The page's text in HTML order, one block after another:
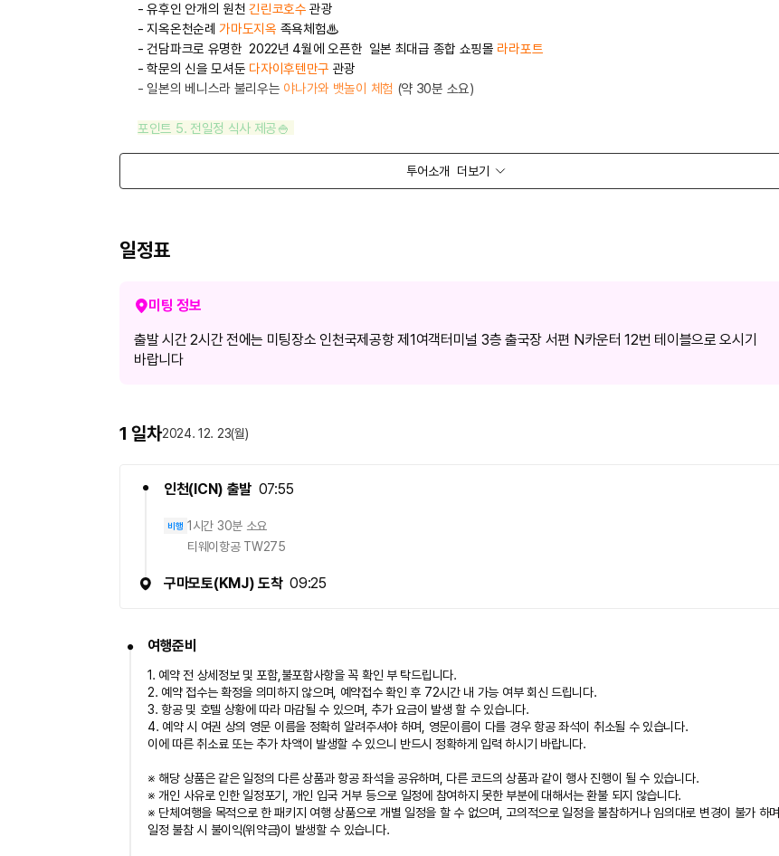
-유후인 안개의 원천 긴린코호수 관광
-지옥온천순례가마도지옥 족욕체험♨
-건담파크로 유명한 2022년 4월에 오픈한 일본 최대급 종합 쇼핑몰 라라포트
-학문의 신을 모셔둔 다자이후텐만구 관광
- 일본의 베니스라 불리우는 야나가와 뱃놀이 체험 (약 30분 소요)
포인트 5. 전일정 식사 제공🍚
- 일정식
- 호텔 뷔페식&노미호다이
1. 왕복항공권 및 제세공과금
5. 일정표 상 표기된 이동 수단 (전용차량)
6. 해외여행자보험 (최대 1억원 / 연령별 상이 / 보험 상세약관 참고)
해외여행자보험
불포함사항
1. 가이드/기사 경비 : ￥4,000 현지지불 (1인기준 성인/소아 동일)
5.1인실 사용 추가비용 : 200,000원 (전일정/1인당) // 1일차만 1인실 사용시 60,000원(1박/1인당/도미인 숙박시)
예약유의사항
본 상품의 예약접수는 확정예약이 아니며,담당자의 해피콜 후 실예약이 진행됩니다
상품가격은 항공사,현지 호텔의 사정 및 유류할증료,환율에 따라 실시간 변동될 수 있습니다.
투어소개 더보기
일정표
미팅 정보
출발 시간 2시간 전에는 미팅장소 인천국제공항 제1여객터미널 3층 출국장 서편 N카운터 12번 테이블으로 오시기
바랍니다
1 일차2024. 12. 23(월)
인천(ICN) 출발 07:55
비행 1시간 30분 소요
티웨이항공 TW275
구마모토(KMJ) 도착 09:25
여행준비
1. 예약 전 상세정보 및 포함,불포함사항을 꼭 확인 부 탁드립니다.
2. 예약 접수는 확정을 의미하지 않으며, 예약접수 확인 후 72시간 내 가능 여부 회신 드립니다.
3. 항공 및 호텔 상황에 따라 마감될 수 있으며, 추가 요금이 발생 할 수 있습니다.
4. 예약 시 여권 상의 영문 이름을 정확히 알려주셔야 하며, 영문이름이 다를 경우 항공 좌석이 취소될 수 있습니다.
이에 따른 취소료 또는 추가 차액이 발생할 수 있으니 반드시 정확하게 입력 하시기 바랍니다.
※ 해당 상품은 같은 일정의 다른 상품과 항공 좌석을 공유하며, 다른 코드의 상품과 같이 행사 진행이 될 수 있습니다.
※ 개인 사유로 인한 일정포기, 개인 입국 거부 등으로 일정에 참여하지 못한 부분에 대해서는 환불 되지 않습니다.
※ 단체여행을 목적으로 한 패키지 여행 상품으로 개별 일정을 할 수 없으며, 고의적으로 일정을 불참하거나 임의대로 변경이 불가 하며,
일정 불참 시 불이익(위약금)이 발생할 수 있습니다.